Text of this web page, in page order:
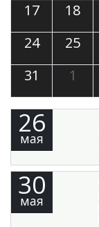
17
18
24
25
31
1
26
мая
30
мая